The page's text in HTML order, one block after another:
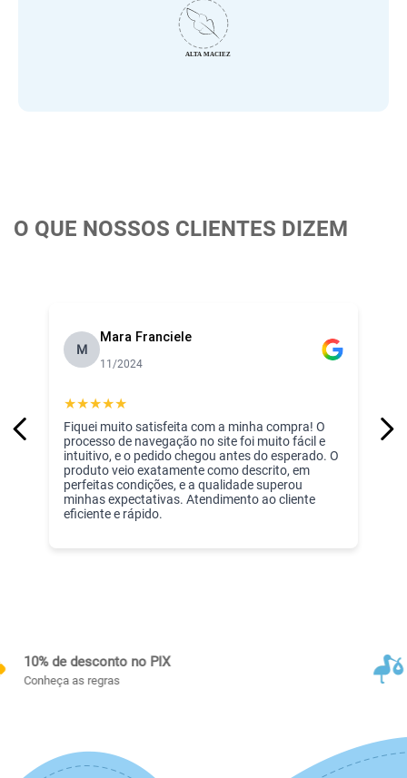
O QUE NOSSOS CLIENTES DIZEM
M
Mara Franciele
11/2024
★★★★★
Fiquei muito satisfeita com a minha compra! O
processo de navegação no site foi muito fácil e
intuitivo, e o pedido chegou antes do esperado. O
produto veio exatamente como descrito, em
perfeitas condições, e a qualidade superou
minhas expectativas. Atendimento ao cliente
eficiente e rápido.
Frete Grátis